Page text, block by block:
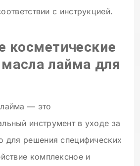
с инструкцией.
косметические
лайма для
— это
инструмент в уходе за
для решения специфических
комплексное и